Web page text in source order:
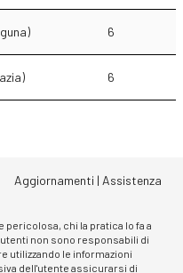
6
6
Aggiornamenti | Assistenza
pericolosa, chi la pratica lo fa a
non sono responsabili di
utilizzando le informazioni
dell'utente assicurarsi di